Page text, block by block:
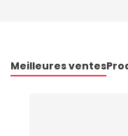
Meilleures ventes